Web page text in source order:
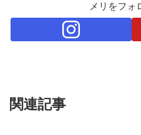
メリをフォ
関連記事